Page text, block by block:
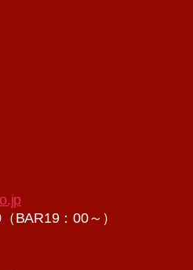
BAR19：00～）